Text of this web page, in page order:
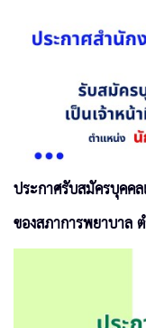
ประกาศรับสมัครบุคค
ของสภาการพยาบาล